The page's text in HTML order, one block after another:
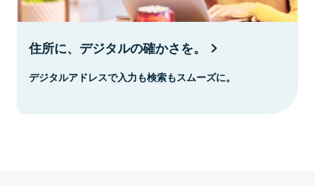
住所に、デジタルの確かさを。
デジタルアドレスで入力も検索もスムーズに。